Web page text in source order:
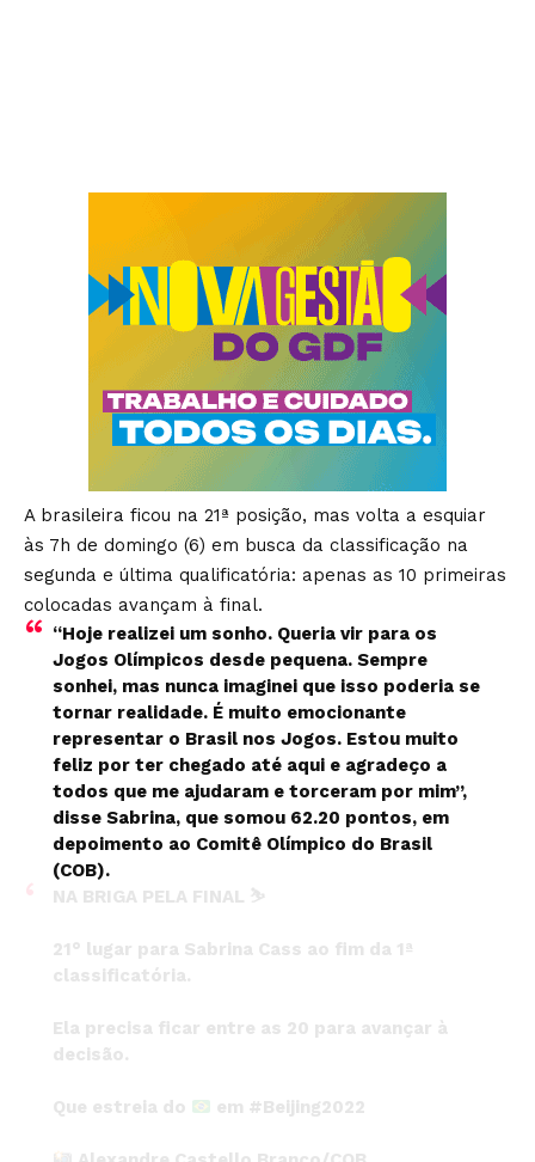
A brasileira ficou na 21ª posição, mas volta a esquiar
às 7h de domingo (6) em busca da classificação na
segunda e última qualificatória: apenas as 10 primeiras
colocadas avançam à final.
“Hoje realizei um sonho. Queria vir para os
Jogos Olímpicos desde pequena. Sempre
sonhei, mas nunca imaginei que isso poderia se
tornar realidade. É muito emocionante
representar o Brasil nos Jogos. Estou muito
feliz por ter chegado até aqui e agradeço a
todos que me ajudaram e torceram por mim”,
disse Sabrina, que somou 62.20 pontos, em
depoimento ao Comitê Olímpico do Brasil
(COB).
NA BRIGA PELA FINAL ⛷
21° lugar para Sabrina Cass ao fim da 1ª
classificatória.
Ela precisa ficar entre as 20 para avançar à
decisão.
Que estreia do em #Beijing2022